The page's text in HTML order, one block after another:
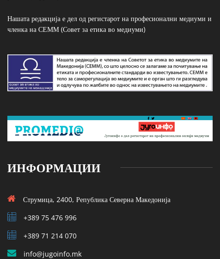
Нашата редакција е дел од регистарот на професионални медиуми и
членка на СЕММ (Совет за етика во медиуми)
ИНФОРМАЦИИ
Струмица, 2400, Република Северна Македонија
+389 75 476 996
+389 71 214 070
info@jugoinfo.mk